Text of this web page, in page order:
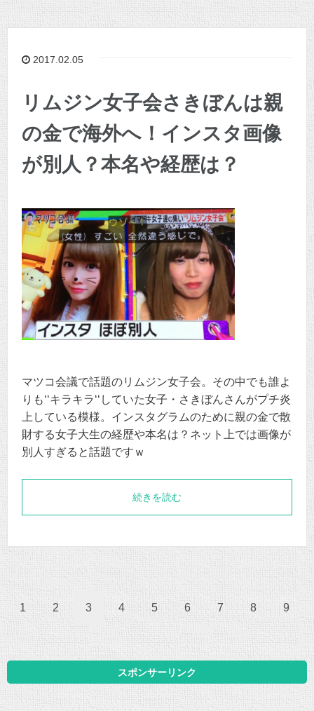
2017.02.05
リムジン女子会さきぼんは親
の金で海外へ！インスタ画像
が別人？本名や経歴は？
マツコ会議で話題のリムジン女子会。その中でも誰よ
りも‘‘キラキラ‘‘していた女子・さきぼんさんがプチ炎
上している模様。インスタグラムのために親の金で散
財する女子大生の経歴や本名は？ネット上では画像が
別人すぎると話題ですｗ
続きを読む
1 2 3 4 5 6 7 8 9
スポンサーリンク